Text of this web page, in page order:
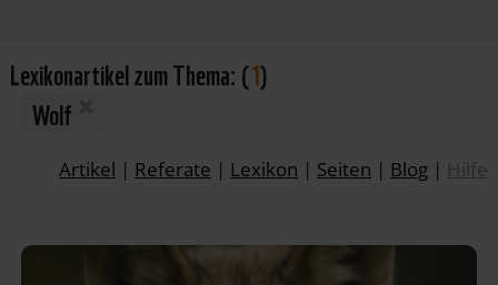
Lexikonartikel zum Thema:(1)
Wolf
Artikel | Referate | Lexikon | Seiten | Blog | Hilfe